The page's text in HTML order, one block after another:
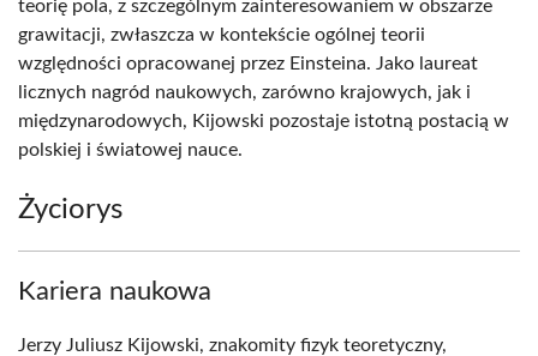
teorię pola, z szczególnym zainteresowaniem w obszarze
grawitacji, zwłaszcza w kontekście ogólnej teorii
względności opracowanej przez Einsteina. Jako laureat
licznych nagród naukowych, zarówno krajowych, jak i
międzynarodowych, Kijowski pozostaje istotną postacią w
polskiej i światowej nauce.
Życiorys
Kariera naukowa
Jerzy Juliusz Kijowski, znakomity fizyk teoretyczny,